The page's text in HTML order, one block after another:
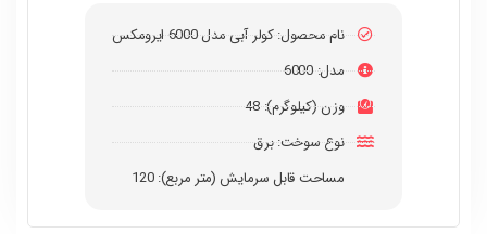
نام محصول: کولر آبی مدل 6000 ایرومکس
مدل: 6000
وزن (کیلوگرم): 48
نوع سوخت: برق
مساحت قابل سرمایش (متر مربع): 120